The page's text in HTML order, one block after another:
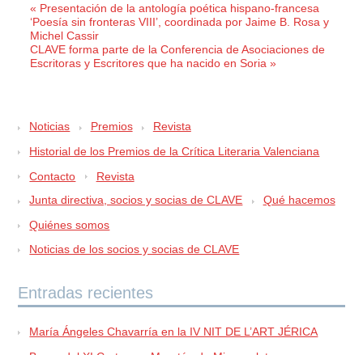
« Presentación de la antología poética hispano-francesa
‘Poesía sin fronteras VIII’, coordinada por Jaime B. Rosa y
Michel Cassir
CLAVE forma parte de la Conferencia de Asociaciones de
Escritoras y Escritores que ha nacido en Soria »
Noticias Premios
Revista
Historial de los Premios de la Crítica Literaria Valenciana
Contacto
Revista
Junta directiva, socios y socias de CLAVE
Qué hacemos
Quiénes somos
Noticias de los socios y socias de CLAVE
Entradas recientes
María Ángeles Chavarría en la IV NIT DE L’ART JÉRICA